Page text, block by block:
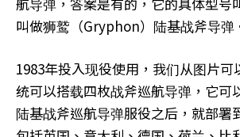
叫做狮鹫（Gryphon）陆基战斧导弹
1983年投入现役使用，我们从图片可
统可以搭载四枚战斧巡航导弹，它可
陆基战斧巡航导弹服役之后，就部署